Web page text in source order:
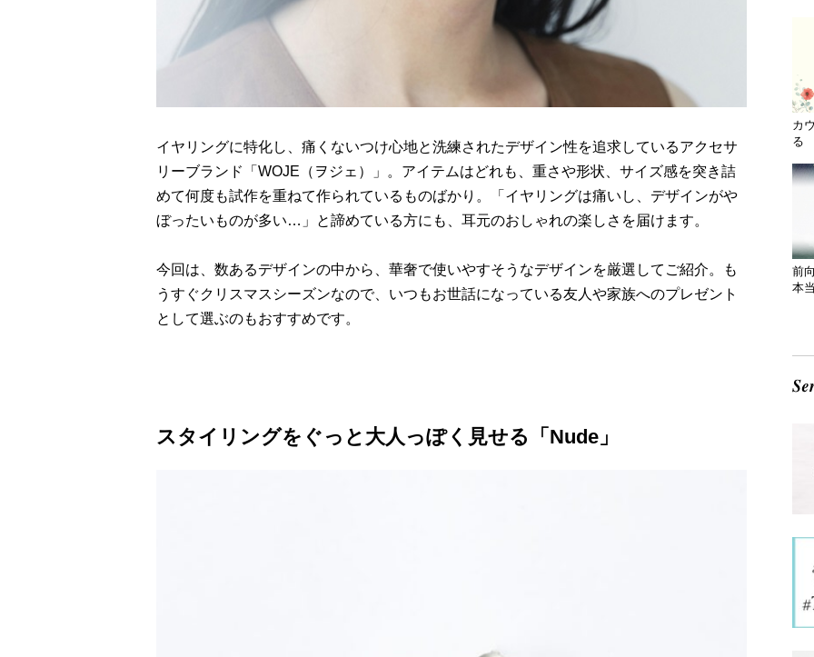
イヤリングに特化し、痛くないつけ心地と洗練されたデザイン性を追求しているアクセサ
リーブランド「WOJE（ヲジェ）」。アイテムはどれも、重さや形状、サイズ感を突き詰
めて何度も試作を重ねて作られているものばかり。「イヤリングは痛いし、デザインがや
ぼったいものが多い…」と諦めている方にも、耳元のおしゃれの楽しさを届けます。
今回は、数あるデザインの中から、華奢で使いやすそうなデザインを厳選してご紹介。も
うすぐクリスマスシーズンなので、いつもお世話になっている友人や家族へのプレゼント
として選ぶのもおすすめです。
スタイリングをぐっと大人っぽく見せる「Nude」
カ
る
前
本